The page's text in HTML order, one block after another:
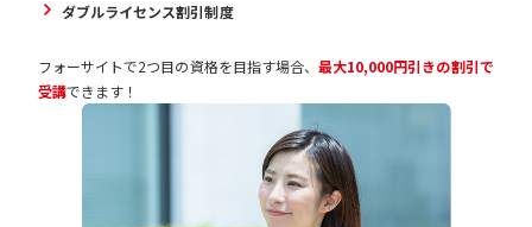
ダブルライセンス割引制度
フォーサイトで2つ目の資格を目指す場合、 最大10,000円引きの割引で
受講できます！